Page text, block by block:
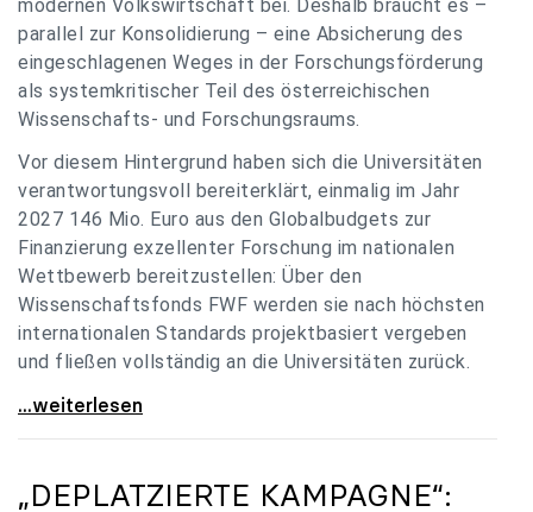
modernen Volkswirtschaft bei. Deshalb braucht es –
parallel zur Konsolidierung – eine Absicherung des
eingeschlagenen Weges in der Forschungsförderung
als systemkritischer Teil des österreichischen
Wissenschafts- und Forschungsraums.
Vor diesem Hintergrund haben sich die Universitäten
verantwortungsvoll bereiterklärt, einmalig im Jahr
2027 146 Mio. Euro aus den Globalbudgets zur
Finanzierung exzellenter Forschung im nationalen
Wettbewerb bereitzustellen: Über den
Wissenschaftsfonds FWF werden sie nach höchsten
internationalen Standards projektbasiert vergeben
und fließen vollständig an die Universitäten zurück.
Gemeinsam für einen starken Wissenschafts- und
...weiterlesen
„DEPLATZIERTE KAMPAGNE“: